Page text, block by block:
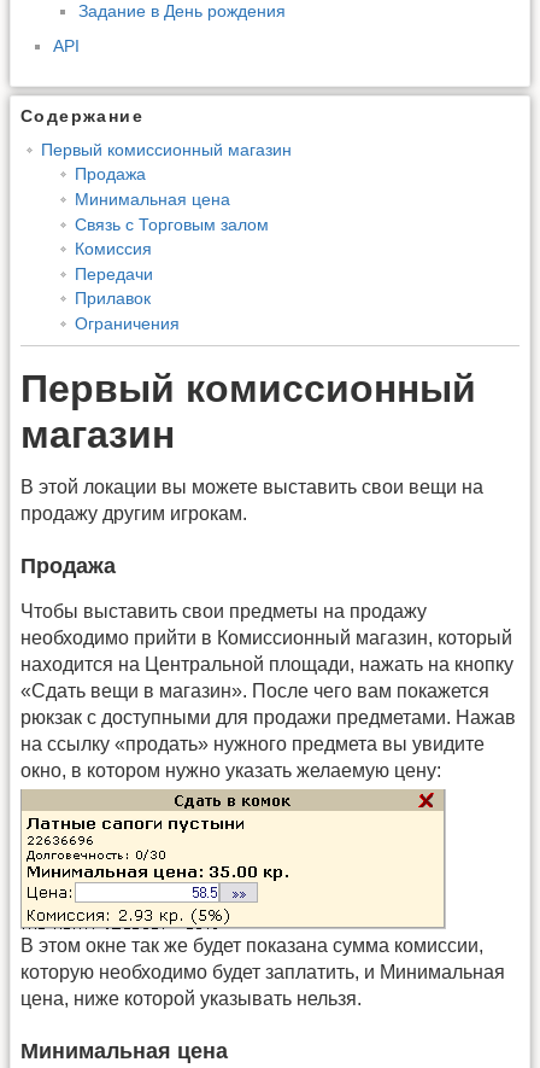
Задание в День рождения
API
Содержание
Первый комиссионный магазин
Продажа
Минимальная цена
Связь с Торговым залом
Комиссия
Передачи
Прилавок
Ограничения
Первый комиссионный
магазин
В этой локации вы можете выставить свои вещи на
продажу другим игрокам.
Продажа
Чтобы выставить свои предметы на продажу
необходимо прийти в Комиссионный магазин, который
находится на Центральной площади, нажать на кнопку
«Сдать вещи в магазин». После чего вам покажется
рюкзак с доступными для продажи предметами. Нажав
на ссылку «продать» нужного предмета вы увидите
окно, в котором нужно указать желаемую цену:
В этом окне так же будет показана сумма комиссии,
которую необходимо будет заплатить, и Минимальная
цена, ниже которой указывать нельзя.
Минимальная цена